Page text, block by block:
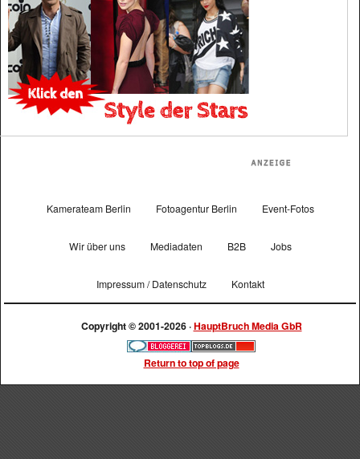
Kamerateam Berlin Fotoagentur Berlin Event-Fotos
Wir über uns Mediadaten B2B Jobs
Impressum / Datenschutz Kontakt
Copyright © 2001-2026 ·HauptBruch Media GbR
Return to top of page